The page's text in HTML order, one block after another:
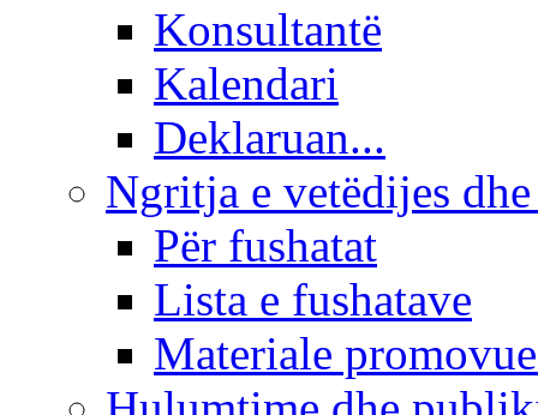
Konsultantë
Kalendari
Deklaruan...
Ngritja e vetëdijes
Për fushatat
Lista e fushatave
Materiale